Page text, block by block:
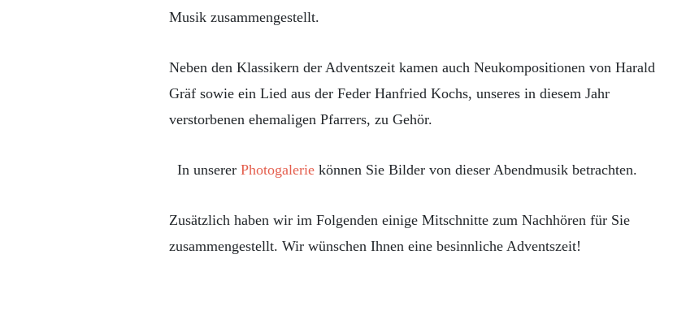
Musik zusammengestellt.
Neben den Klassikern der Adventszeit kamen auch Neukompositionen von Harald
Gräf sowie ein Lied aus der Feder Hanfried Kochs, unseres in diesem Jahr
verstorbenen ehemaligen Pfarrers, zu Gehör.
In unserer Photogalerie können Sie Bilder von dieser Abendmusik betrachten.
Zusätzlich haben wir im Folgenden einige Mitschnitte zum Nachhören für Sie
zusammengestellt. Wir wünschen Ihnen eine besinnliche Adventszeit!